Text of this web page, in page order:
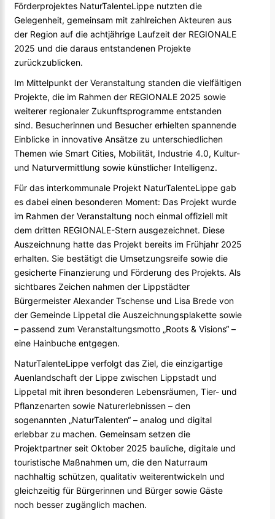
Förderprojektes NaturTalenteLippe nutzten die
Gelegenheit, gemeinsam mit zahlreichen Akteuren aus
der Region auf die achtjährige Laufzeit der REGIONALE
2025 und die daraus entstandenen Projekte
zurückzublicken.
Im Mittelpunkt der Veranstaltung standen die vielfältigen
Projekte, die im Rahmen der REGIONALE 2025 sowie
weiterer regionaler Zukunftsprogramme entstanden
sind. Besucherinnen und Besucher erhielten spannende
Einblicke in innovative Ansätze zu unterschiedlichen
Themen wie Smart Cities, Mobilität, Industrie 4.0, Kultur-
und Naturvermittlung sowie künstlicher Intelligenz.
Für das interkommunale Projekt NaturTalenteLippe gab
es dabei einen besonderen Moment: Das Projekt wurde
im Rahmen der Veranstaltung noch einmal offiziell mit
dem dritten REGIONALE-Stern ausgezeichnet. Diese
Auszeichnung hatte das Projekt bereits im Frühjahr 2025
erhalten. Sie bestätigt die Umsetzungsreife sowie die
gesicherte Finanzierung und Förderung des Projekts. Als
sichtbares Zeichen nahmen der Lippstädter
Bürgermeister Alexander Tschense und Lisa Brede von
der Gemeinde Lippetal die Auszeichnungsplakette sowie
– passend zum Veranstaltungsmotto „Roots & Visions“ –
eine Hainbuche entgegen.
NaturTalenteLippe verfolgt das Ziel, die einzigartige
Auenlandschaft der Lippe zwischen Lippstadt und
Lippetal mit ihren besonderen Lebensräumen, Tier- und
Pflanzenarten sowie Naturerlebnissen – den
sogenannten „NaturTalenten“ – analog und digital
erlebbar zu machen. Gemeinsam setzen die
Projektpartner seit Oktober 2025 bauliche, digitale und
touristische Maßnahmen um, die den Naturraum
nachhaltig schützen, qualitativ weiterentwickeln und
gleichzeitig für Bürgerinnen und Bürger sowie Gäste
noch besser zugänglich machen.